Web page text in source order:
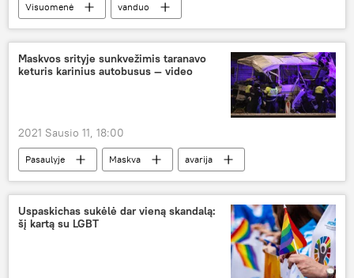
Visuomenė
vanduo
Viktoras Uspaskichas
Valstybinė maisto ir veterinarijos tarnyba (VMVT)
Maskvos srityje sunkvežimis taranavo
keturis karinius autobusus — video
2021 Sausio 11, 18:00
Pasaulyje Maskva avarija
Uspaskichas sukėlė dar vieną skandalą:
šį kartą su LGBT